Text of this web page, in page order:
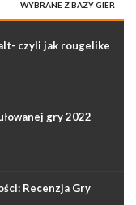
WYBRANE Z BAZY GIER
czyli jak rougelike
gry 2022
Recenzja Gry